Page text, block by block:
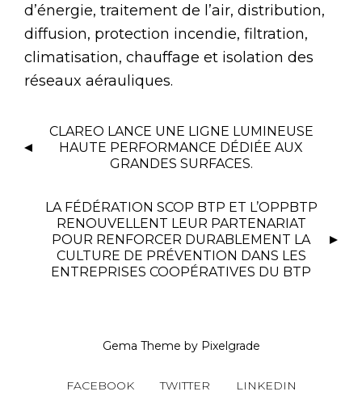
d’énergie, traitement de l’air, distribution,
diffusion, protection incendie, filtration,
climatisation, chauffage et isolation des
réseaux aérauliques.
CLAREO LANCE UNE LIGNE LUMINEUSE
HAUTE PERFORMANCE DÉDIÉE AUX
GRANDES SURFACES.
LA FÉDÉRATION SCOP BTP ET L’OPPBTP
RENOUVELLENT LEUR PARTENARIAT
POUR RENFORCER DURABLEMENT LA
CULTURE DE PRÉVENTION DANS LES
ENTREPRISES COOPÉRATIVES DU BTP
Gema Theme by Pixelgrade
FACEBOOK TWITTER LINKEDIN